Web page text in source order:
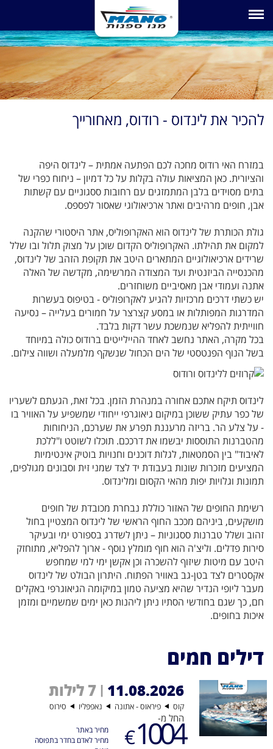
Toggle navigation
להכיר את לינדוס - רודוס, מאחורייך
במזרח האי רודוס מחכה לכם הפתעה אמתית – לינדוס היפה
והציורית. כאן המציאות עולה בקלות על כל דמיון – ניחוח כפרי של
בתים מסוידים בלבן המתמזגים עם רחובות ססגוניים עם קשתות
אבן, חופים מרהיבים ואתר ארכיאולוגי שאסור לפספס.
גולת הכותרת של לינדוס הוא האקרופוליס, אתר היסטורי שהקנה
למקום את תהילתו. האקרופוליס הקדום שוכן על מצוק תלול ובו שלל
שרידים ארכיאולוגיים המתארים היטב את תקופת הזהב של לינדוס,
מהכנסייה הביזנטית ועד המצודה המרשימה, מקדשה של האלה
אתנה ועמודי אבן מאסיביים משוחזרים.
יש כשתי דרכים מרכזיות להגיע לאקרופוליס - בטיפוס בעשרות
המדרגות המפותלות או במסע קצרצר על חמורים בעלייה – נסיעה
חווייתית להפליא שנמשכת עשר דקות בלבד.
בכל מקרה, האתר נחשב לאחד ההיילייטים ברודוס כולה במיוחד
בשל הנוף הפנטסטי של הים הכחול שנשקף מלמעלה ושווה צילום.
לינדוס תיקח אתכם אחורה במנהרת הזמן. בכל זאת, הגעתם לשעריו
של כפר עתיק ששוכן במיקום גיאוגרפי ייחודי שמשפיע על האוויר בו
- על צלע הר. בריזה מרעננת תפרע את שערכם, הניחוחות
מהטברנות התוססות יבשמו את דרככם. תוכלו לשוטט ו"ללכת
לאיבוד" בין הסמטאות, לגלות דוכנים וחנויות בוטיק אינטימיות
המציעים מזכרות שונות בעבודת יד לצד שמני זית וסבונים מגולפים,
תמונות וגלויות יפות מהאי הקסום ומלינדוס.
רשימת החופים של האזור כוללת נבחרת מכובדת של חופים
מושקעים, ביניהם מככב החוף הראשי של לינדוס המצטיין בחול
זהוב ושלל טברנות ססגוניות – ניתן לשדרג בספורט ימי ובעיקר
סירות פדלים. וליצ'ה הוא חוף מומלץ נוסף - ארוך להפליא, מתוחזק
היטב עם מיטות שיזוף להשכרה וכן אקשן ימי למי שמחפש
אקסטרים לצד בטן-גב באוויר הפתוח. היתרון הבולט של לינדוס
מעבר ליופי הנדיר שהיא מציעה טמון במיקומה הגיאוגרפי באקלים
חם, כך שגם בחודשי הסתיו ניתן ליהנות כאן ימים שמשמיים ומזמן
איכות בחופים.
דילים חמים
11.08.2026
| 7 לילות
קוס פיראוס - אתונה נאפפּליו סירוס
החל מ-
1004
€
מחיר באתר
מחיר לאדם בחדר בתפוסה